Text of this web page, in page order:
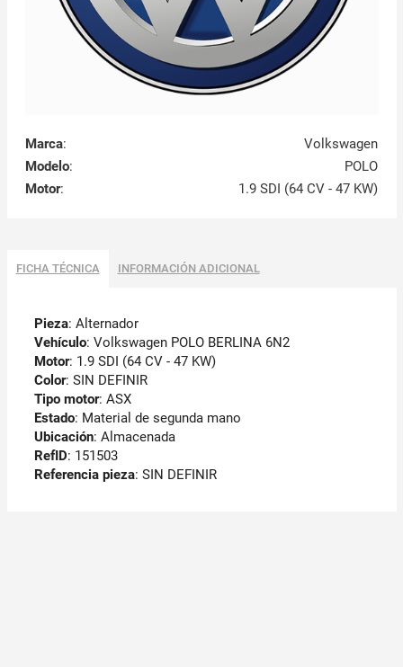
Marca:
Volkswagen
Modelo:
POLO
Motor: 1.9 SDI (64 CV - 47 KW)
FICHA TÉCNICA INFORMACIÓN ADICIONAL
Pieza: Alternador
Vehículo: Volkswagen POLO BERLINA 6N2
Motor: 1.9 SDI (64 CV - 47 KW)
Color: SIN DEFINIR
Tipo motor: ASX
Estado: Material de segunda mano
Ubicación: Almacenada
RefID: 151503
Referencia pieza: SIN DEFINIR